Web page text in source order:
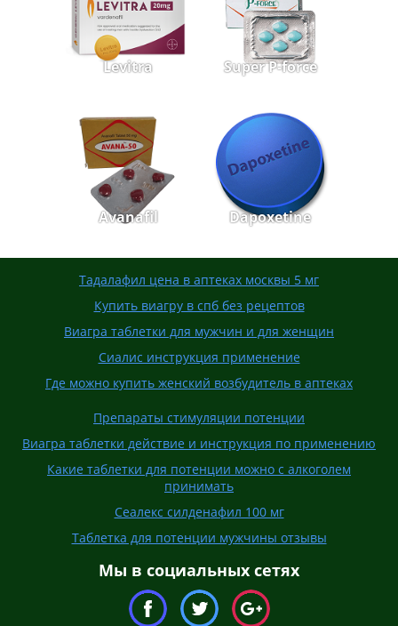
Levitra Super P-force
Avanafil Dapoxetine
Тадалафил цена в аптеках москвы 5 мг
Купить виагру в спб без рецептов
Виагра таблетки для мужчин и для женщин
Сиалис инструкция применение
Где можно купить женский возбудитель в аптеках
Препараты стимуляции потенции
Виагра таблетки действие и инструкция по применению
Какие таблетки для потенции можно с алкоголем
принимать
Сеалекс силденафил 100 мг
Таблетка для потенции мужчины отзывы
Мы в социальных сетях